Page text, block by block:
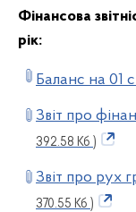
Фінансова
рік:
Баланс на 01
Звіт про
392.58 Кб )
Звіт про рух
370.55 Кб )